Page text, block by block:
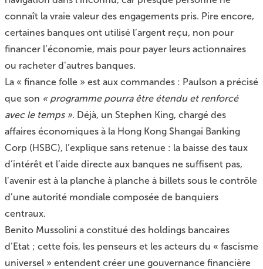
connaît la vraie valeur des engagements pris. Pire encore,
certaines banques ont utilisé l’argent reçu, non pour
financer l’économie, mais pour payer leurs actionnaires
ou racheter d’autres banques.
La « finance folle » est aux commandes : Paulson a précisé
que son « programme pourra être étendu et renforcé
avec le temps ». Déjà, un Stephen King, chargé des
affaires économiques à la Hong Kong Shangaï Banking
Corp (HSBC), l’explique sans retenue : la baisse des taux
d’intérêt et l’aide directe aux banques ne suffisent pas,
l’avenir est à la planche à planche à billets sous le contrôle
d’une autorité mondiale composée de banquiers
centraux.
Benito Mussolini a constitué des holdings bancaires
d’Etat ; cette fois, les penseurs et les acteurs du « fascisme
universel » entendent créer une gouvernance financière